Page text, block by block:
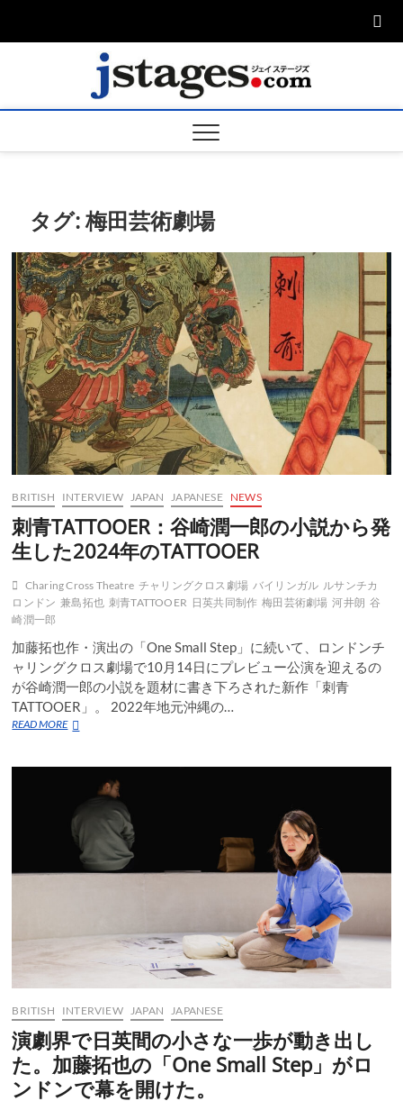
ージ
タグ:梅田芸術劇場
BRITISH INTERVIEW JAPAN JAPANESE NEWS
刺青TATTOOER：谷崎潤一郎の小説から発
生した2024年のTATTOOER
Charing Cross Theatre チャリングクロス劇場 バイリンガル ルサンチカ
ロンドン 兼島拓也 刺青TATTOOER 日英共同制作 梅田芸術劇場 河井朗 谷
崎潤一郎
加藤拓也作・演出の「One Small Step」に続いて、ロンドンチ
ャリングクロス劇場で10月14日にプレビュー公演を迎えるの
が谷崎潤一郎の小説を題材に書き下ろされた新作「刺青
TATTOOER」。 2022年地元沖縄の…
READ MORE刺
谷
一
郎
年
の
TATTOOER
BRITISH INTERVIEW JAPAN JAPANESE
演劇界で日英間の小さな一歩が動き出し
た。加藤拓也の「One Small Step」がロ
ンドンで幕を開けた。